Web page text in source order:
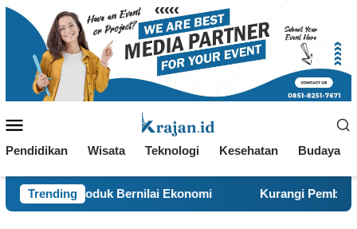
Loncat
Mobile
Pendidikan Wisata Teknologi Kesehatan Budaya
Trending
Produk Bernilai Ekonomi Kurangi Pembakaran